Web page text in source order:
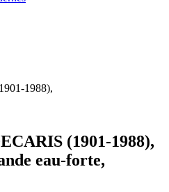
1988),
(1901-1988),
eau-forte,